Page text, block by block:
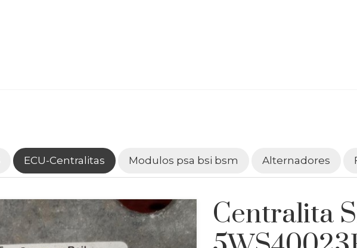
ECU-Centralitas Modulos psa bsi bsm Alternadores
Centralita